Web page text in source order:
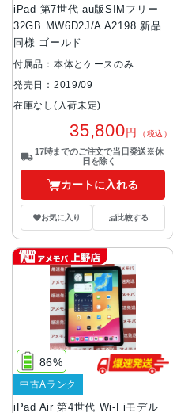
iPad 第7世代 au版SIMフリー
32GB MW6D2J/A A2198 新品
同様 ゴールド
付属品：本体とケースのみ
発売日：2019/09
在庫なし(入荷未定)
35,800円 （税込）
17時までのご注文で当日発送※休
日を除く
カートに入れる
お気に入り 比較する
iPad Air 第4世代 Wi-Fiモデル
86%
中古Aランク